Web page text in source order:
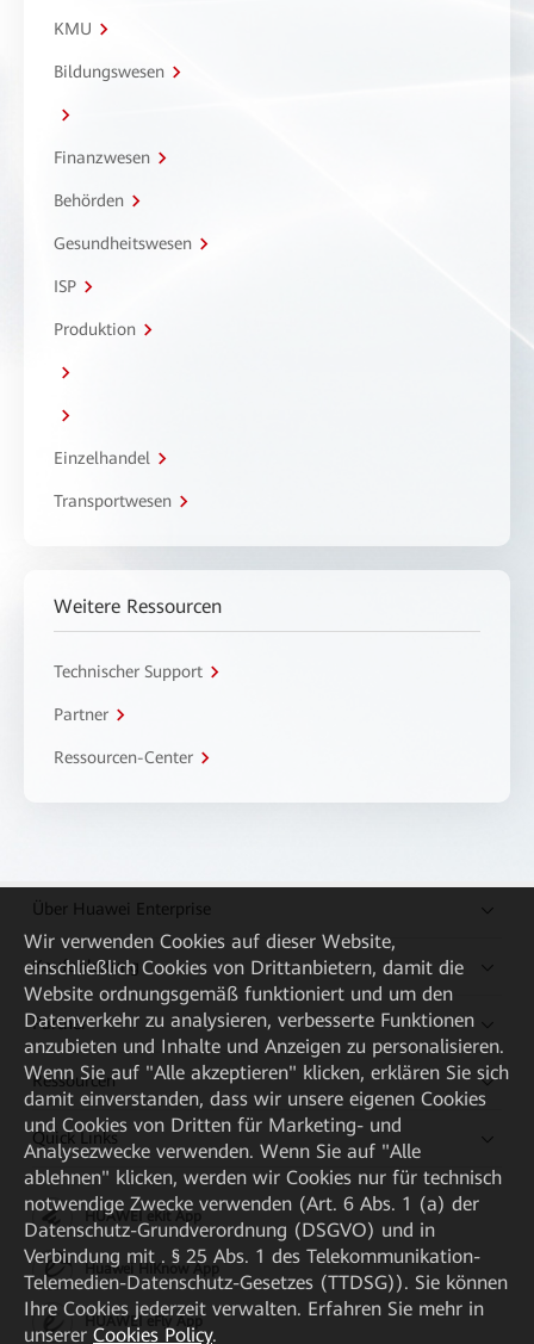
KMU
Bildungswesen
Finanzwesen
Behörden
Gesundheitswesen
ISP
Produktion
Einzelhandel
Transportwesen
Weitere Ressourcen
Technischer Support
Partner
Ressourcen-Center
Über Huawei Enterprise
Kaufanleitung
Partner
Ressourcen
Quick Links
HUAWEI eKit App
Huawei HiKnow App
HUAWEI eFly App
Wir verwenden Cookies auf dieser Website,
einschließlich Cookies von Drittanbietern, damit die
Website ordnungsgemäß funktioniert und um den
Datenverkehr zu analysieren, verbesserte Funktionen
anzubieten und Inhalte und Anzeigen zu personalisieren.
Wenn Sie auf "Alle akzeptieren" klicken, erklären Sie sich
damit einverstanden, dass wir unsere eigenen Cookies
und Cookies von Dritten für Marketing- und
Analysezwecke verwenden. Wenn Sie auf "Alle
ablehnen" klicken, werden wir Cookies nur für technisch
notwendige Zwecke verwenden (Art. 6 Abs. 1 (a) der
Datenschutz-Grundverordnung (DSGVO) und in
Verbindung mit . § 25 Abs. 1 des Telekommunikation-
Telemedien-Datenschutz-Gesetzes (TTDSG)). Sie können
Ihre Cookies jederzeit verwalten. Erfahren Sie mehr in
unserer Cookies Policy.